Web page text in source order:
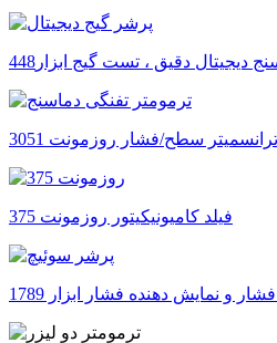
دیجیتال دقیق ، تست گیج ابزار448
ترانسمیتر سطح/فشار روزمونت 3051
فیلد کامیونیکیتور روزمونت 375
و نمایش دهنده فشار ابزار 1789